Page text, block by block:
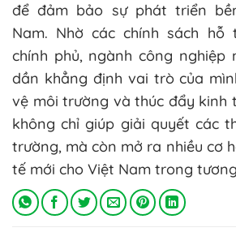
để đảm bảo sự phát triển
Nam. Nhờ các chính sách
chính phủ, ngành công nghiệp
dần khẳng định vai trò của
vệ môi trường và thúc đẩy kinh
không chỉ giúp giải quyết các
trường, mà còn mở ra nhiều cơ
tế mới cho Việt Nam trong